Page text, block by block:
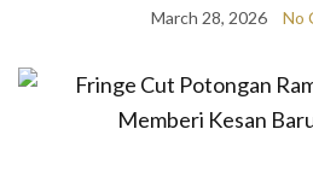
March 28, 2026 No